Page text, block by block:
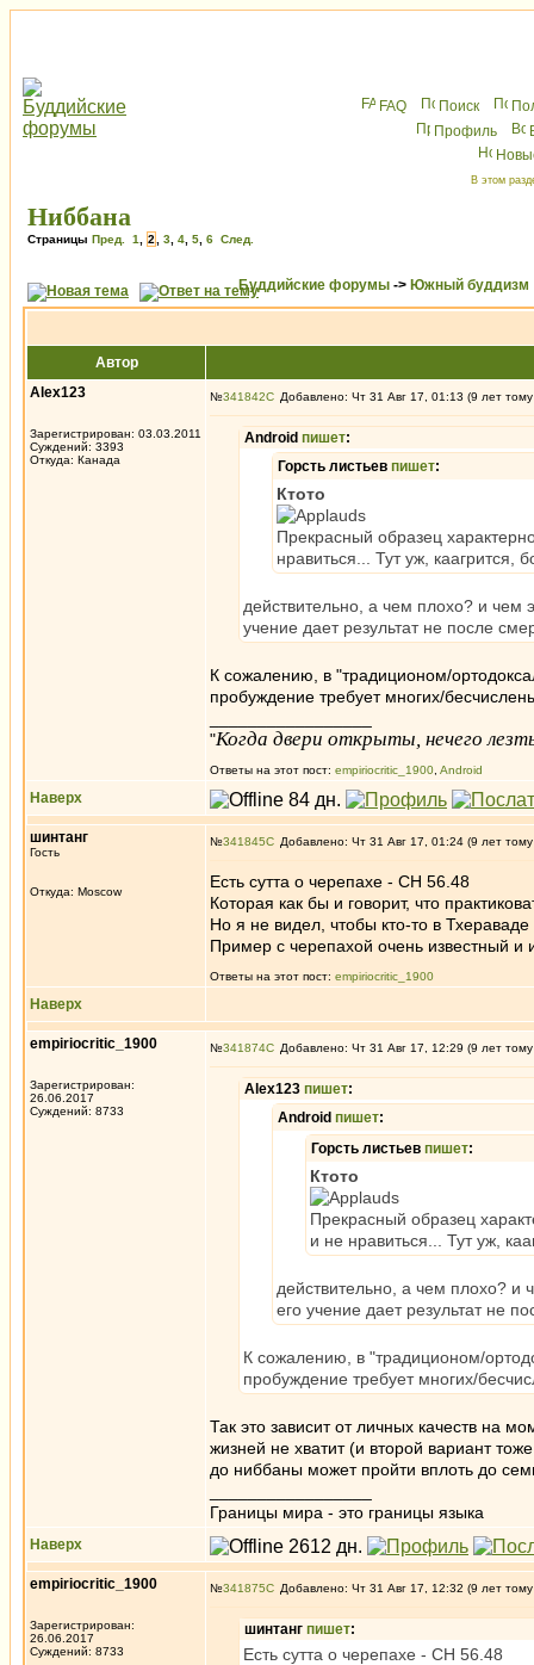
FAQ Поиск
Профиль
В этом
Ниббана
Страницы Пред. 1 2 3 4 5 6 След.
Буддийские форумы -> Южный буддизм
Автор
Alex123
Зарегистрирован: 03.03.2011
Суждений: 3393
Откуда: Канада
№341842 Добавлено: Чт 31 Авг 17, 01:13 (9 лет
Android пишет:
Горсть листьев пишет:
Ктото
Прекрасный образец
нравиться... Тут уж, каагрится,
действительно, а чем плохо? и чем
учение дает результат не после
К сожалению, в "традиционом/
пробуждение требует многих/
"Когда двери открыты, нечего
Ответы на этот пост: empiriocritic_1900 Android
Наверх
шинтанг
Гость
Откуда: Moscow
№341845 Добавлено: Чт 31 Авг 17, 01:24 (9 лет
Есть сутта о черепахе - СН 56.48
Которая как бы и говорит, что
Но я не видел, чтобы кто-то в
Пример с черепахой очень известный и
Ответы на этот пост: empiriocritic_1900
Наверх
empiriocritic_1900
Зарегистрирован:
26.06.2017
Суждений: 8733
№341874 Добавлено: Чт 31 Авг 17, 12:29 (9 лет
Alex123 пишет:
Android пишет:
Горсть листьев пишет:
Ктото
Прекрасный образец
и не нравиться... Тут уж,
действительно, а чем плохо? и
его учение дает результат не
К сожалению, в "традиционом/
пробуждение требует многих/
Так это зависит от личных качеств на
жизней не хватит (и второй вариант
до ниббаны может пройти вплоть до
Границы мира - это границы языка
Наверх
empiriocritic_1900
Зарегистрирован:
26.06.2017
Суждений: 8733
№341875 Добавлено: Чт 31 Авг 17, 12:32 (9 лет
шинтанг пишет:
Есть сутта о черепахе - СН 56.48